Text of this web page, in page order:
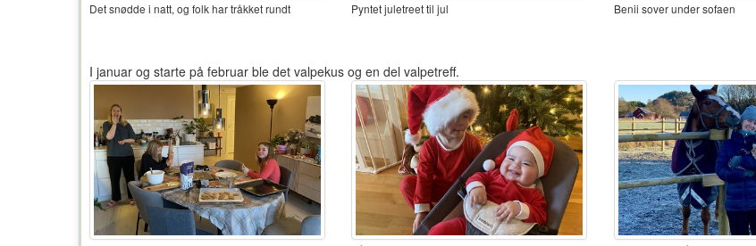
Det snødde i natt, og folk har tråkket rundt Pyntet juletreet til jul Benii sover under sofaen
I januar og starte på februar ble det valpekus og en del valpetreff.